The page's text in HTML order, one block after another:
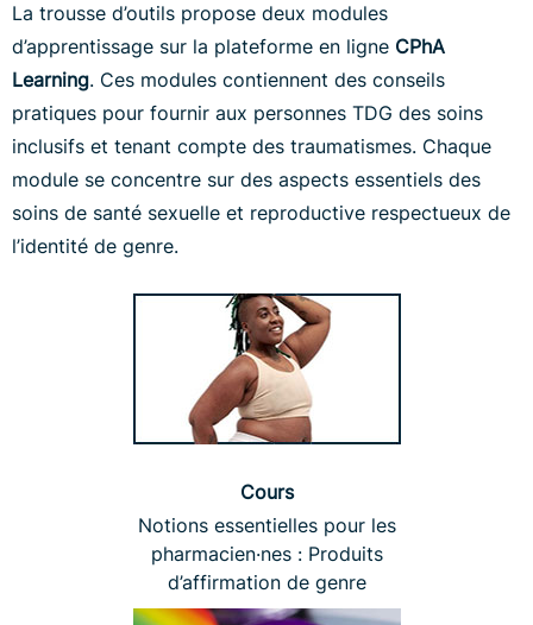
La trousse d’outils propose deux modules
d’apprentissage sur la plateforme en ligne CPhA
Learning. Ces modules contiennent des conseils
pratiques pour fournir aux personnes TDG des soins
inclusifs et tenant compte des traumatismes. Chaque
module se concentre sur des aspects essentiels des
soins de santé sexuelle et reproductive respectueux de
l’identité de genre.
Cours
Notions essentielles pour les
pharmacien·nes : Produits
d’affirmation de genre